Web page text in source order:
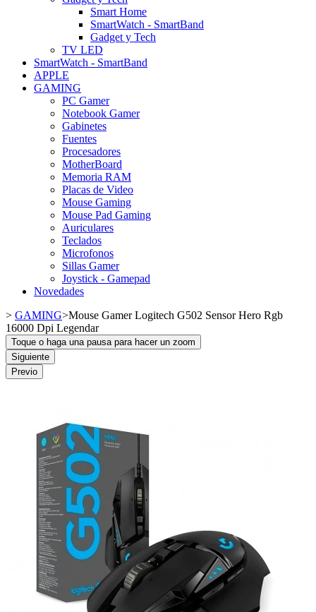
Smart Home
SmartWatch - SmartBand
Gadget y Tech
TV LED
SmartWatch - SmartBand
APPLE
GAMING
PC Gamer
Notebook Gamer
Gabinetes
Fuentes
Procesadores
MotherBoard
Memoria RAM
Placas de Video
Mouse Gaming
Mouse Pad Gaming
Auriculares
Teclados
Microfonos
Sillas Gamer
Joystick - Gamepad
Novedades
> GAMING>Mouse Gamer Logitech G502 Sensor Hero Rgb
16000 Dpi Legendar
Toque o haga una pausa para hacer un zoom
Siguiente
Previo